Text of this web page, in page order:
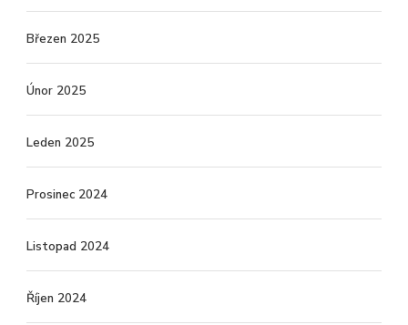
Březen 2025
Únor 2025
Leden 2025
Prosinec 2024
Listopad 2024
Říjen 2024